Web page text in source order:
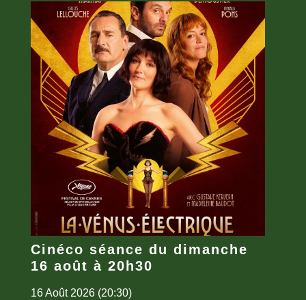
Cinéco séance du dimanche
16 août à 20h30
16 Août 2026 (20:30)